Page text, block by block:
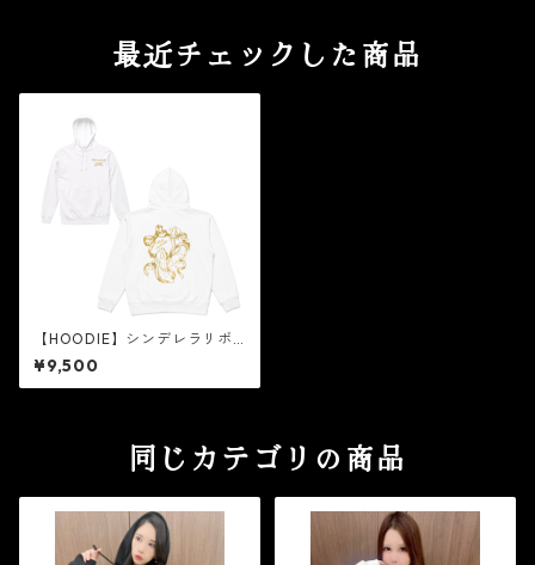
最近チェックした商品
【HOODIE】シンデレラリボ
ン［ゴールド箔］
¥9,500
同じカテゴリの商品